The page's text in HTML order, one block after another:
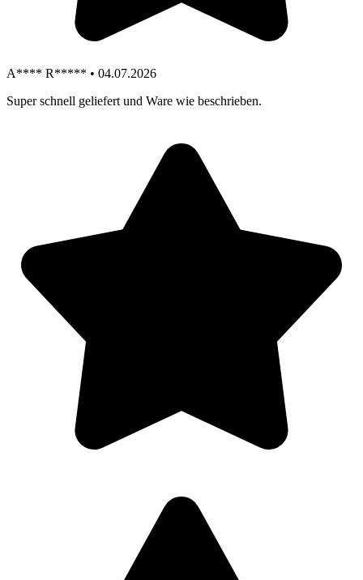
A**** R***** • 04.07.2026
Super schnell geliefert und Ware wie beschrieben.